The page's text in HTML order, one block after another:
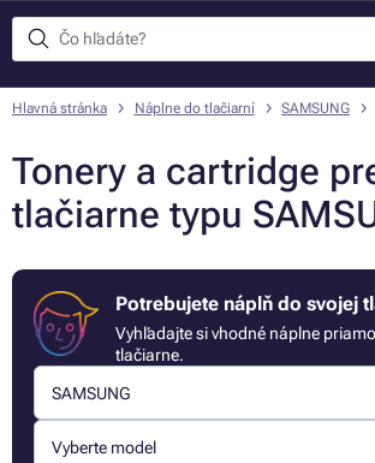
Hlavná stránka Náplne do tlačiarní SAMSUNG
Tonery a cartridge
tlačiarne typu
Potrebujete náplň do svojej
Vyhľadajte si vhodné náplne
tlačiarne.
SAMSUNG
Vyberte model